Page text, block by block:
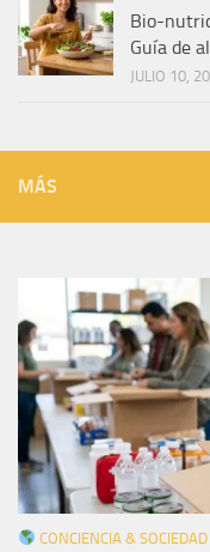
Bio-
Guía de
JULIO 10,
MÁS
CONCIENCIA & SOCIEDAD